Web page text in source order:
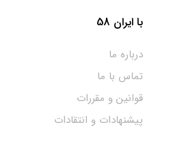
با ایران 58
درباره ما
تماس با ما
قوانین و مقررات
پیشنهادات و انتقادات